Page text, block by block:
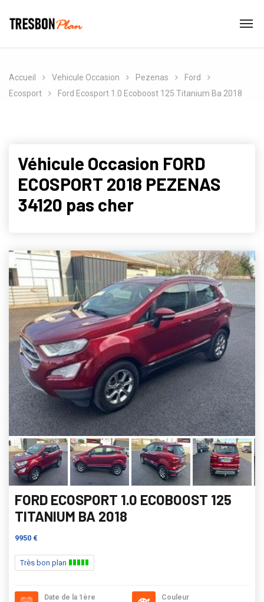
Accueil Vehicule Occasion Pezenas
Ford
Ecosport
Ford Ecosport 1.0 Ecoboost 125 Titanium Ba 2018
Véhicule Occasion FORD
ECOSPORT 2018 PEZENAS
34120 pas cher
FORD ECOSPORT 1.0 ECOBOOST 125
TITANIUM BA 2018
9950 €
Très bon plan
Date de la 1ère
Couleur